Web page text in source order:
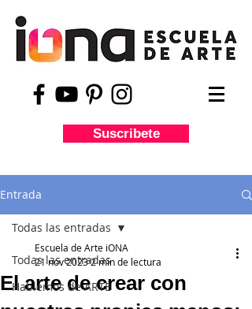
Suscribete
Entrada
Todas las entradas
Hablemos de ARTE
Todas las entradas
El arte de crear con
Escuela de Arte iONA
21 nov 20232 min de lectura